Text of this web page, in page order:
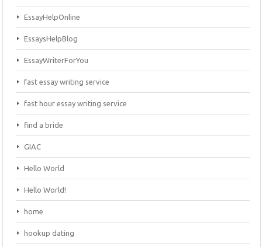
EssayHelpOnline
EssaysHelpBlog
EssayWriterForYou
fast essay writing service
fast hour essay writing service
find a bride
GIAC
Hello World
Hello World!
home
hookup dating